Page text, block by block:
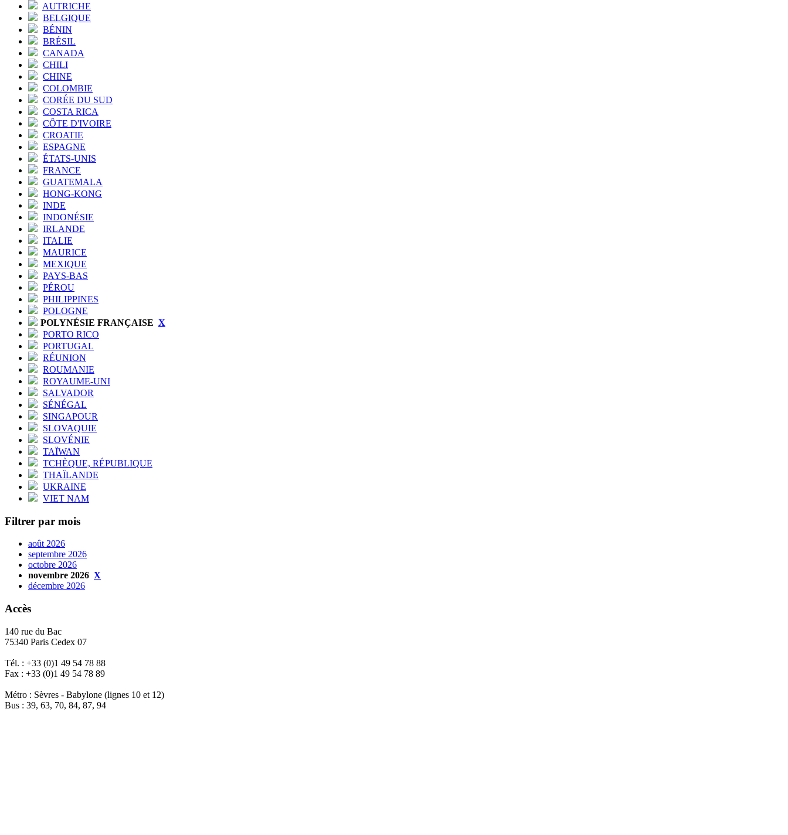
AUTRICHE
BELGIQUE
BÉNIN
BRÉSIL
CANADA
CHILI
CHINE
COLOMBIE
CORÉE DU SUD
COSTA RICA
CÔTE D'IVOIRE
CROATIE
ESPAGNE
ÉTATS-UNIS
FRANCE
GUATEMALA
HONG-KONG
INDE
INDONÉSIE
IRLANDE
ITALIE
MAURICE
MEXIQUE
PAYS-BAS
PÉROU
PHILIPPINES
POLOGNE
POLYNÉSIE FRANÇAISE X
PORTO RICO
PORTUGAL
RÉUNION
ROUMANIE
ROYAUME-UNI
SALVADOR
SÉNÉGAL
SINGAPOUR
SLOVAQUIE
SLOVÉNIE
TAÏWAN
TCHÈQUE, RÉPUBLIQUE
THAÏLANDE
UKRAINE
VIET NAM
Filtrer par mois
août 2026
septembre 2026
octobre 2026
novembre 2026 X
décembre 2026
Accès
140 rue du Bac
75340 Paris Cedex 07
Tél. : +33 (0)1 49 54 78 88
Fax : +33 (0)1 49 54 78 89
Métro : Sèvres - Babylone (lignes 10 et 12)
Bus : 39, 63, 70, 84, 87, 94